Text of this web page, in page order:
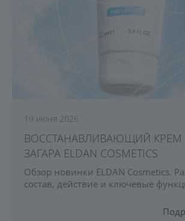
19 июня 2026
ВОССТАНАВЛИВАЮЩИЙ КРЕМ
ЗАГАРА ELDAN COSMETICS
Обзор новинки ELDAN Cosmetics.
состав, действие и ключевые
последствий UV-воздействия и